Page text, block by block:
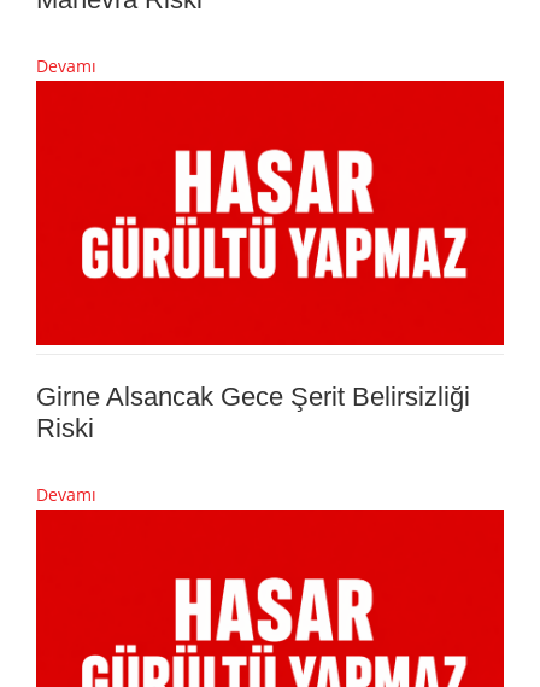
Devamı
Girne Alsancak Gece Şerit Belirsizliği
Riski
Devamı